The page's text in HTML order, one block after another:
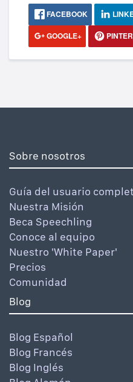
FACEBOOK
GOOGLE+
Sobre nosotros
Guía del usuario
Nuestra Misión
Beca Speechling
Conoce al equipo
Nuestro 'White Paper'
Precios
Comunidad
Blog
Blog Español
Blog Francés
Blog Inglés